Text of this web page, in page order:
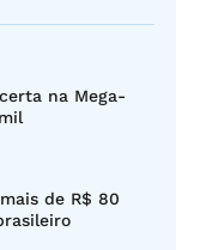
na Mega-
de R$ 80